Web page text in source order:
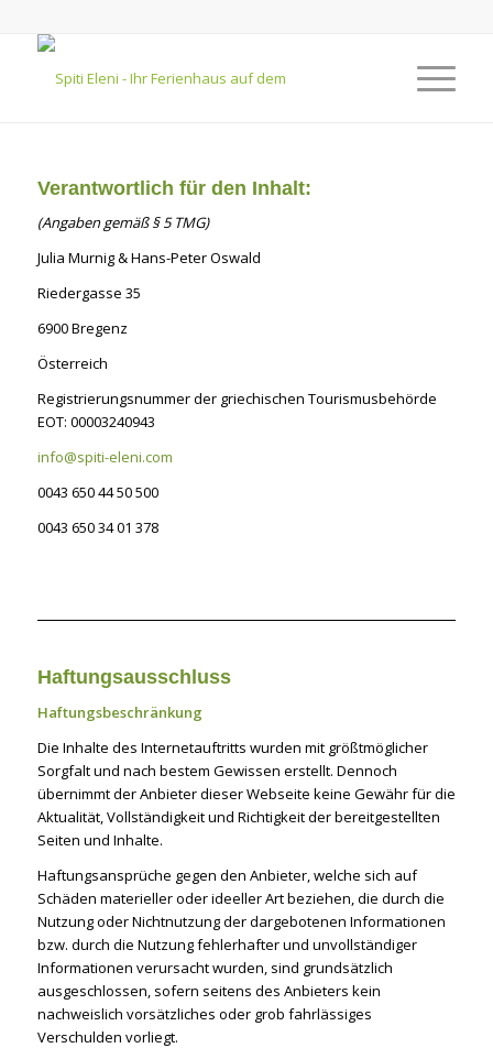
Verantwortlich für den Inhalt:
(Angaben gemäß § 5 TMG)
Julia Murnig & Hans-Peter Oswald
Riedergasse 35
6900 Bregenz
Österreich
Registrierungsnummer der griechischen Tourismusbehörde
EOT: 00003240943
info@spiti-eleni.com
0043 650 44 50 500
0043 650 34 01 378
Haftungsausschluss
Haftungsbeschränkung
Die Inhalte des Internetauftritts wurden mit größtmöglicher
Sorgfalt und nach bestem Gewissen erstellt. Dennoch
übernimmt der Anbieter dieser Webseite keine Gewähr für die
Aktualität, Vollständigkeit und Richtigkeit der bereitgestellten
Seiten und Inhalte.
Haftungsansprüche gegen den Anbieter, welche sich auf
Schäden materieller oder ideeller Art beziehen, die durch die
Nutzung oder Nichtnutzung der dargebotenen Informationen
bzw. durch die Nutzung fehlerhafter und unvollständiger
Informationen verursacht wurden, sind grundsätzlich
ausgeschlossen, sofern seitens des Anbieters kein
nachweislich vorsätzliches oder grob fahrlässiges
Verschulden vorliegt.